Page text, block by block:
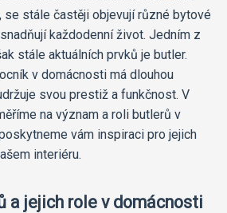
se stále častěji objevují různé bytové
každodenní život. Jedním z
stále aktuálních prvků je butler.
v domácnosti má dlouhou
svou prestiž a funkčnost. V
na význam a roli butlerů v
vám inspiraci pro jejich
interiéru.
a jejich role v domácnosti